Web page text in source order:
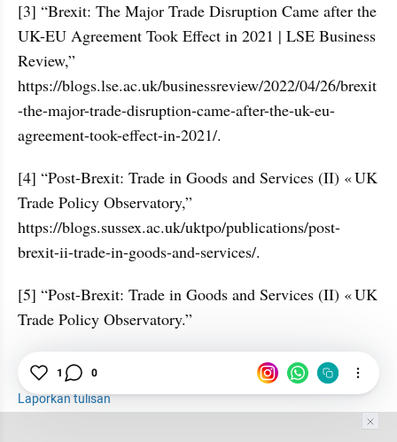
[3] “Brexit: The Major Trade Disruption Came after the
UK-EU Agreement Took Effect in 2021 | LSE Business
Review,”
https://blogs.lse.ac.uk/businessreview/2022/04/26/brexit
-the-major-trade-disruption-came-after-the-uk-eu-
agreement-took-effect-in-2021/.
[4] “Post-Brexit: Trade in Goods and Services (II) « UK
Trade Policy Observatory,”
https://blogs.sussex.ac.uk/uktpo/publications/post-
brexit-ii-trade-in-goods-and-services/.
[5] “Post-Brexit: Trade in Goods and Services (II) « UK
Trade Policy Observatory.”
Politik Luar Negeri
Uni Eropa
Laporkan tulisan
1 0